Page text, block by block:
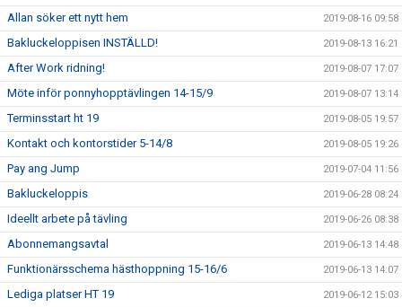
Allan söker ett nytt hem 2019-08-16 09:58
Bakluckeloppisen INSTÄLLD! 2019-08-13 16:21
After Work ridning! 2019-08-07 17:07
Möte inför ponnyhopptävlingen 14-15/9 2019-08-07 13:14
Terminsstart ht 19 2019-08-05 19:57
Kontakt och kontorstider 5-14/8 2019-08-05 19:26
Pay ang Jump 2019-07-04 11:56
Bakluckeloppis 2019-06-28 08:24
Ideellt arbete på tävling 2019-06-26 08:38
Abonnemangsavtal 2019-06-13 14:48
Funktionärsschema hästhoppning 15-16/6 2019-06-13 14:07
Lediga platser HT 19 2019-06-12 15:03